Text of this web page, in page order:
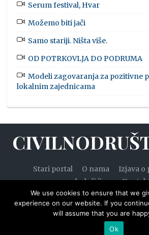
Serum festival, Hvar
Možemo biti jači
Samo stariji. Ništa više.
OD POTRKOVLJA DO PODRUMA
Modeli zagovaranja za pozitivne
lokalnim zajednicama
Stari portal O nama Izjava o
kolačićima
© 2020. — Civilnodruštvo.hr. Sva
We use cookies to ensure that we
experience on our website. If you
will assume that you are
Ok